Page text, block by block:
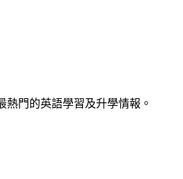
熱門的英語學習及升學情報。